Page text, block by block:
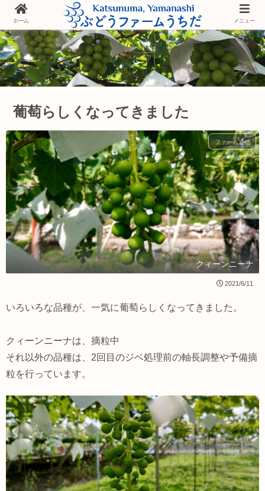
葡萄らしくなってきました
ファーム通信
クィーンニーナ
2021/6/11
いろいろな品種が、一気に葡萄らしくなってきました。
クィーンニーナは、摘粒中
それ以外の品種は、2回目のジベ処理前の軸長調整や予備摘
粒を行っています。
ホーム メニュー